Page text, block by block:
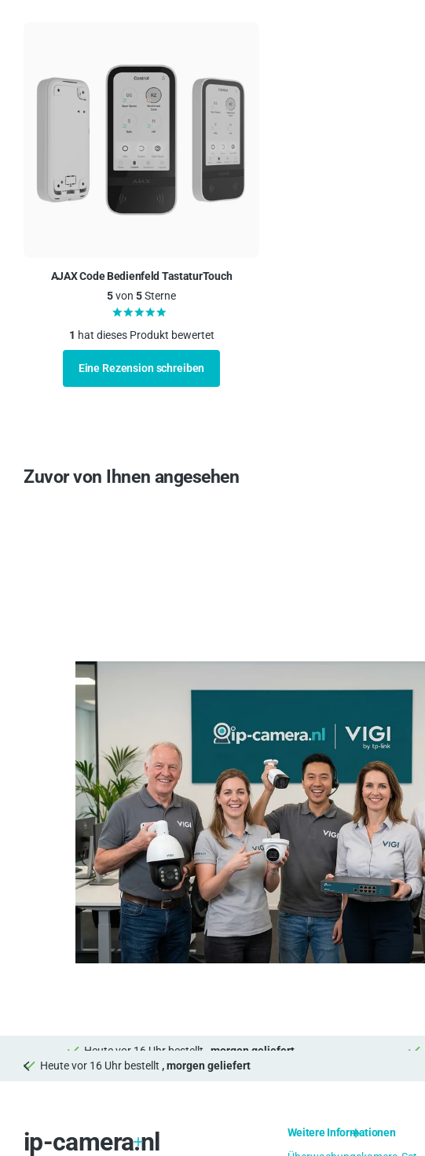
AJAX Code Bedienfeld TastaturTouch
5von 5Sterne
1 hat dieses Produkt bewertet
Eine Rezension schreiben
Zuvor von Ihnen angesehen
Heute vor 16 Uhr bestellt , morgen geliefert
Heute vor 16 Uhr bestellt , morgen geliefert
ip-camera.nl
Weitere Informationen